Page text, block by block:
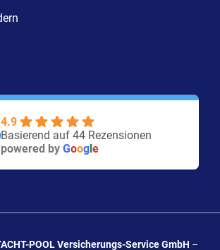
4.9
Basierend auf 44 Rezensionen
powered by Google
POOL Versicherungs-Service GmbH –